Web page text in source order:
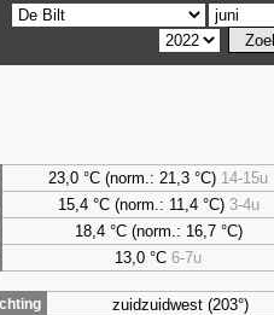
23,0 °C (norm.: 21,3 °C) 14-15u
15,4 °C (norm.: 11,4 °C) 3-4u
18,4 °C (norm.: 16,7 °C)
13,0 °C 6-7u
zuidzuidwest (203°)